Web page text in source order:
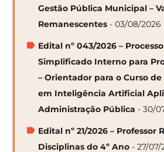
Gestão Pública Municipal –
Remanescentes - 03/08/2026
Edital nº 043/2026 –
Simplificado Interno para
– Orientador para o Curso
em Inteligência Artificial
Administração Pública - 30/
Edital nº 21/2026 – Professor
Disciplinas do 4º Ano - 27/07/